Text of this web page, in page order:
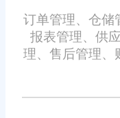
订单管理、仓储
报表管理、供
理、售后管理、